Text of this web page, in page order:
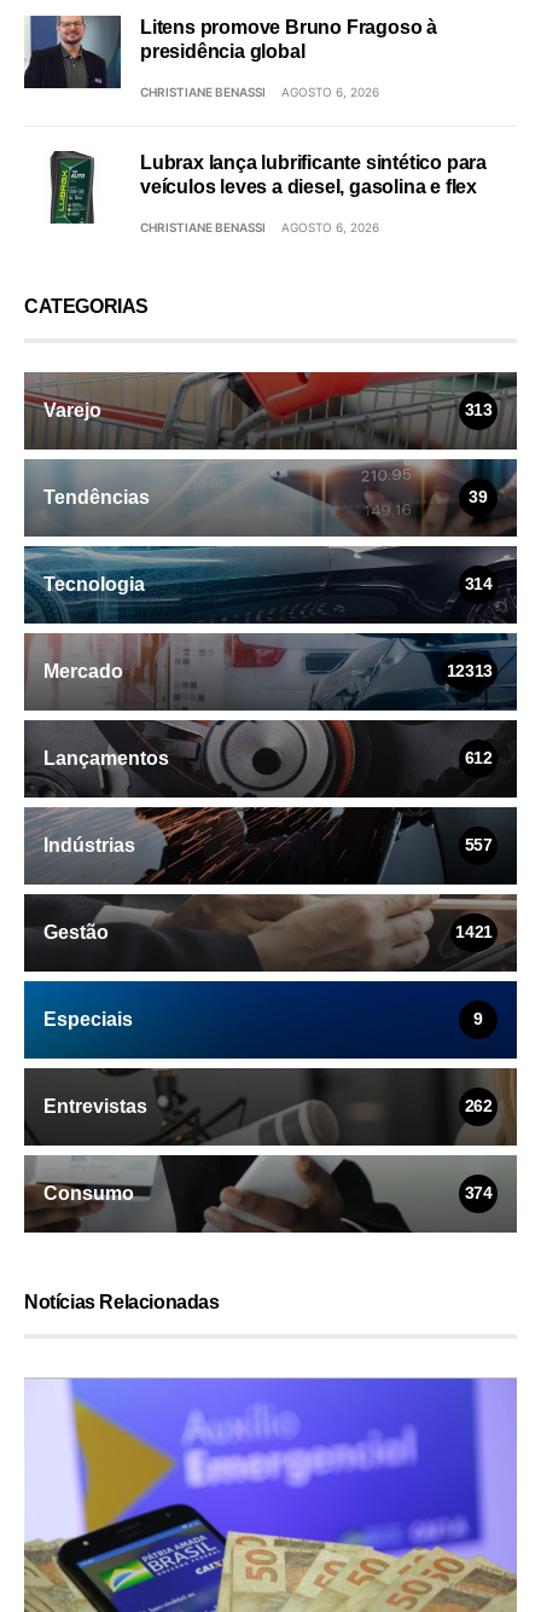
Litens promove Bruno Fragoso à
presidência global
CHRISTIANE BENASSI AGOSTO 6, 2026
Lubrax lança lubrificante sintético para
veículos leves a diesel, gasolina e flex
CHRISTIANE BENASSI AGOSTO 6, 2026
CATEGORIAS
Varejo 313
Tendências 39
Tecnologia 314
Mercado 12313
Lançamentos 612
Indústrias 557
Gestão 1421
Especiais 9
Entrevistas 262
Consumo 374
Notícias Relacionadas